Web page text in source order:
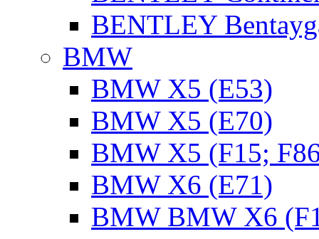
BENTLEY
BMW
BMW X5 (E53)
BMW X5 (E70)
BMW X5 (F15;
BMW X6 (E71)
BMW BMW X6